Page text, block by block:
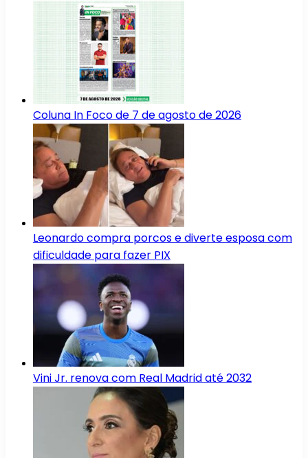
Coluna In Foco de 7 de agosto de 2026
Leonardo compra porcos e diverte esposa com
dificuldade para fazer PIX
Vini Jr. renova com Real Madrid até 2032